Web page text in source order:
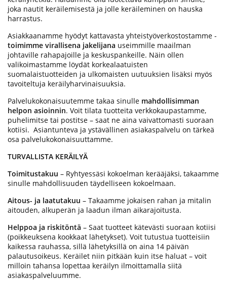
joka nautit keräilemisestä ja jolle keräileminen on hauska
harrastus.
Asiakkaanamme hyödyt kattavasta yhteistyöverkostostamme -
toimimme virallisena jakelijana useimmille maailman
johtaville rahapajoille ja keskuspankeille. Näin ollen
valikoimastamme löydät korkealaatuisten
suomalaistuotteiden ja ulkomaisten uutuuksien lisäksi myös
tavoiteltuja keräilyharvinaisuuksia.
Palvelukokonaisuutemme takaa sinulle mahdollisimman
helpon asioinnin. Voit tilata tuotteita verkkokaupastamme,
puhelimitse tai postitse – saat ne aina vaivattomasti suoraan
kotiisi. Asiantunteva ja ystävällinen asiakaspalvelu on tärkeä
osa palvelukokonaisuuttamme.
TURVALLISTA KERÄILYÄ
Toimitustakuu – Ryhtyessäsi kokoelman kerääjäksi, takaamme
sinulle mahdollisuuden täydelliseen kokoelmaan.
Aitous- ja laatutakuu – Takaamme jokaisen rahan ja mitalin
aitouden, alkuperän ja laadun ilman aikarajoitusta.
Helppoa ja riskitöntä – Saat tuotteet kätevästi suoraan kotiisi
(poikkeuksena kookkaat lähetykset). Voit tutustua tuotteisiin
kaikessa rauhassa, sillä lähetyksillä on aina 14 päivän
palautusoikeus. Keräilet niin pitkään kuin itse haluat – voit
milloin tahansa lopettaa keräilyn ilmoittamalla siitä
asiakaspalveluumme.